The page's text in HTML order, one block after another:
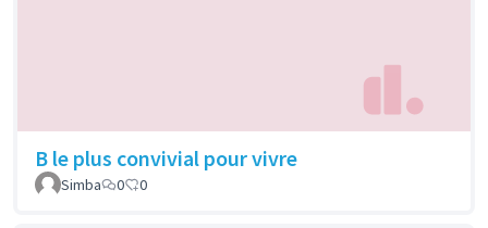
B le plus convivial pour vivre
Simba 0 0